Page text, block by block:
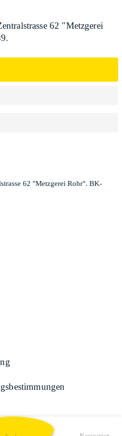
62 "Metzgerei
62 "Metzgerei Rohr". BK-